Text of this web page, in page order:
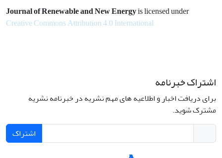
Journal of Renewable and New Energyis licensed under
Creative Commons Attribution 4.0 International
اشتراک خبرنامه
برای دریافت اخبار و اطلاعیه های مهم نشریه در خبرنامه نشریه
مشترک شوید.
اشتراک